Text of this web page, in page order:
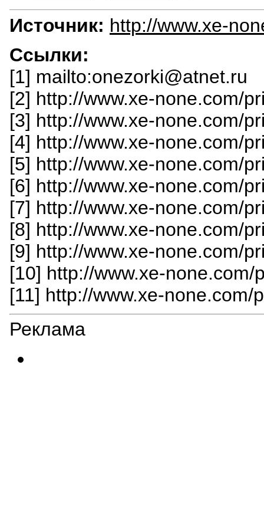
Источник: http://www.xe-
Ссылки:
[1] mailto:onezorki@atnet.ru
[2] http://www.xe-none.com/
[3] http://www.xe-none.com/
[4] http://www.xe-none.com/
[5] http://www.xe-none.com/
[6] http://www.xe-none.com/
[7] http://www.xe-none.com/
[8] http://www.xe-none.com/
[9] http://www.xe-none.com/
[10] http://www.xe-none.com/
[11] http://www.xe-none.com/
Реклама